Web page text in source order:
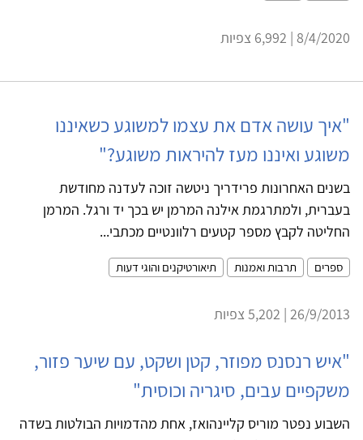
8/4/2020 | 6,992 צפיות
"איך עושה אדם את עצמו למשוגע כשאיננו
משוגע ואיננו מעז להיראות משוגע?"
בשנים האחרונות פרידריך ניטשה זוכה לעדנה מחודשת
בעברית, ולמתרגמת אילנה המרמן יש בכך יד ורגל. המרמן
החליטה לקבץ מספר קטעים רלוונטיים מכתבי...
ספרים תרבות ואמנות תיאורטיקנים והוגי דעות
26/9/2013 | 5,202 צפיות
"איש רנסנס מפוזר, קטן ושקט, עם שיער פזור,
משקפיים עבים, סיגריה וכוסית"
השבוע נפטר מוריס קליינהואז, אחת מהדמויות הבולטות בשדה